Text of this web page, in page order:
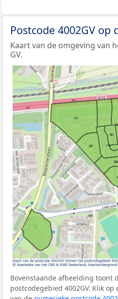
Postcode 4002GV op
Kaart van de omgeving van
GV.
Bovenstaande afbeelding toont
postcodegebied 4002GV. Klik